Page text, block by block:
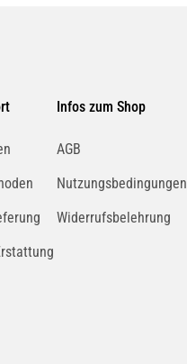
Infos zum Shop
AGB
Nutzungsbedingungen
Widerrufsbelehrung